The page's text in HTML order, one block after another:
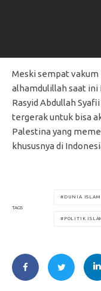
Meski sempat vakum
alhamdulillah saat ini
Rasyid Abdullah
tergerak untuk bisa
Palestina yang
khususnya di
TAGS
DUNIA ISLAM
POLITIK